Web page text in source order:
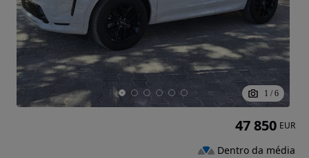
1 / 6
47 850 EUR
Dentro da média